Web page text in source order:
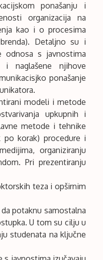
ponašanju i
organizacija na
kao i o procesima
Detaljno su i
odnosa s javnostima
i naglašene njihove
ponašanje
modeli i metode
upkupnih i
metode i tehnike
korak) procedure i
organiziranju
Pri prezentiranju
teza i opširnim
potaknu samostalna
U tom su cilju u
studenata na ključne